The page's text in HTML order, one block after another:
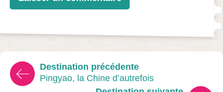
Destination précédente
Pingyao, la Chine d’autrefois